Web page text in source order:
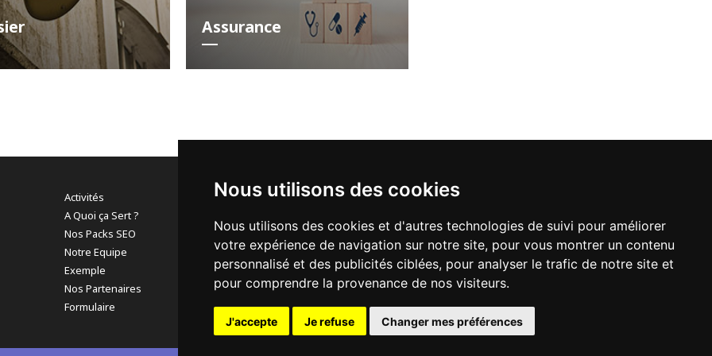
Nous utilisons des cookies
Nous utilisons des cookies et d'autres technologies de suivi pour améliorer
votre expérience de navigation sur notre site, pour vous montrer un contenu
personnalisé et des publicités ciblées, pour analyser le trafic de notre site et
pour comprendre la provenance de nos visiteurs.
J'accepte Je refuse Changer mes préférences
Assurance
Activités
A Quoi ça Sert ?
Nos Packs SEO
Notre Equipe
Exemple
Nos Partenaires
Formulaire
Pour en savoir plus sur le fonctionnement de notre annuaire,
nous vous invitons à consulter nos mentions légales :
Mentions légales